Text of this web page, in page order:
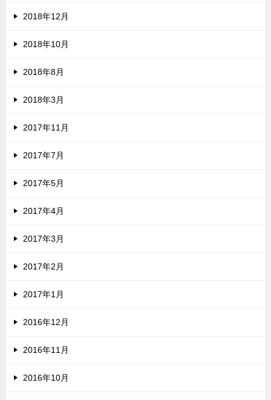
2018年12月
2018年10月
2018年8月
2018年3月
2017年11月
2017年7月
2017年5月
2017年4月
2017年3月
2017年2月
2017年1月
2016年12月
2016年11月
2016年10月